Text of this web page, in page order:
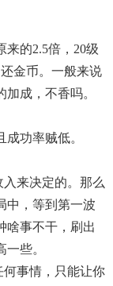
来的2.5倍，20级
金币。一般来说
成，不香吗。
功率贼低。
来决定的。那么
中，等到第一波
啥事不干，刷出
些。
何事情，只能让你